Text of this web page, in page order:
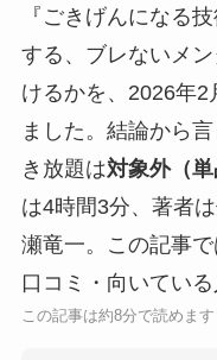
『ごきげんになる
する、ブレないメ
けるかを、2026年2
ました。結論から言
き放題は対象外（単
は4時間3分、著者
瀬竜一。この記事
口コミ・向いてい
この記事は約8分で読めます